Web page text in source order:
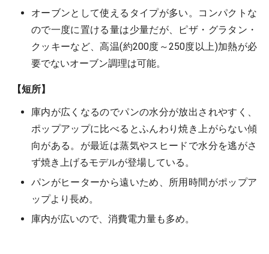
オーブンとして使えるタイプが多い。 コンパクトな
ので一度に置ける量は少量だが、ピザ・グラタン・
クッキーなど、高温(約200度～250度以上)加熱が必
要でないオーブン調理は可能。
【短所】
庫内が広くなるのでパンの水分が放出されやすく、
ポップアップに比べるとふんわり焼き上がらない傾
向がある。が最近は蒸気やスヒードで水分を逃がさ
ず焼き上げるモデルが登場している。
パンがヒーターから遠いため、所用時間がポップア
ップより長め。
庫内が広いので、消費電力量も多め。